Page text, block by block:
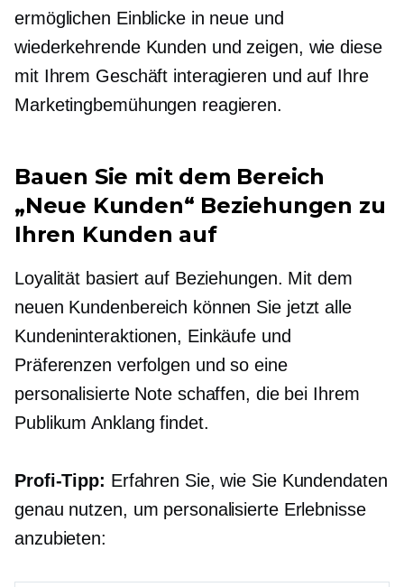
ermöglichen Einblicke in neue und
wiederkehrende Kunden und zeigen, wie diese
mit Ihrem Geschäft interagieren und auf Ihre
Marketingbemühungen reagieren.
Bauen Sie mit dem Bereich
„Neue Kunden“ Beziehungen zu
Ihren Kunden auf
Loyalität basiert auf Beziehungen. Mit dem
neuen Kundenbereich können Sie jetzt alle
Kundeninteraktionen, Einkäufe und
Präferenzen verfolgen und so eine
personalisierte Note schaffen, die bei Ihrem
Publikum Anklang findet.
Profi-Tipp: Erfahren Sie, wie Sie Kundendaten
genau nutzen, um personalisierte Erlebnisse
anzubieten: